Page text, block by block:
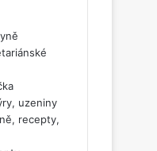
uzeniny
recepty,